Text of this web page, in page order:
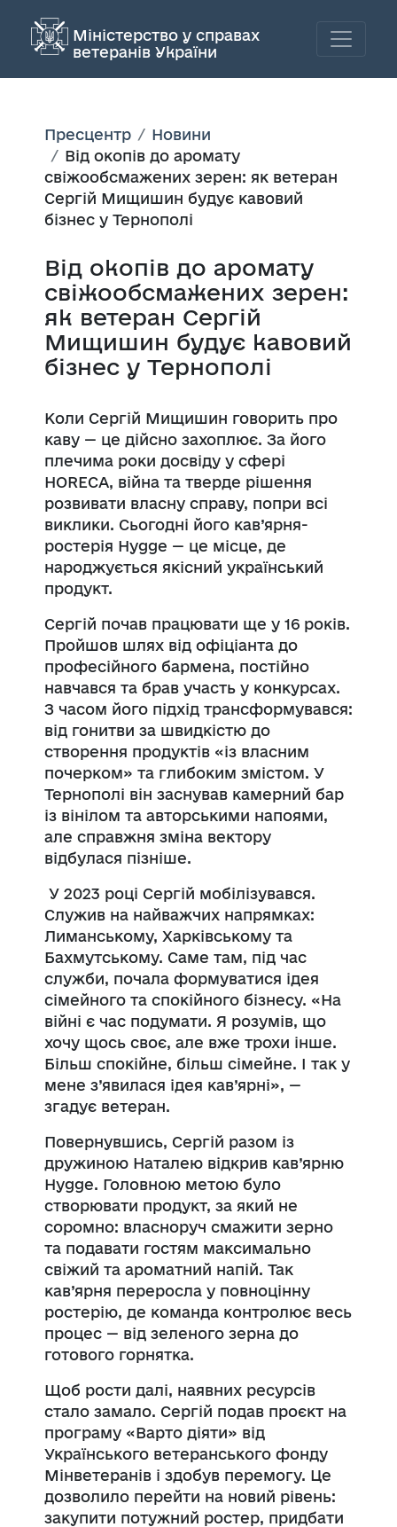
Міністерство у справах
ветеранів України
Пресцентр
Новини
Від окопів до аромату
свіжообсмажених зерен: як ветеран
Сергій Мищишин будує кавовий
бізнес у Тернополі
Від окопів до аромату
свіжообсмажених зерен:
як ветеран Сергій
Мищишин будує кавовий
бізнес у Тернополі
Коли Сергій Мищишин говорить про
каву — це дійсно захоплює. За його
плечима роки досвіду у сфері
HORECA, війна та тверде рішення
розвивати власну справу, попри всі
виклики. Сьогодні його кав’ярня-
ростерія Hygge — це місце, де
народжується якісний український
продукт.
Сергій почав працювати ще у 16 років.
Пройшов шлях від офіціанта до
професійного бармена, постійно
навчався та брав участь у конкурсах.
З часом його підхід трансформувався:
від гонитви за швидкістю до
створення продуктів «із власним
почерком» та глибоким змістом. У
Тернополі він заснував камерний бар
із вінілом та авторськими напоями,
але справжня зміна вектору
відбулася пізніше.
У 2023 році Сергій мобілізувався.
Служив на найважчих напрямках:
Лиманському, Харківському та
Бахмутському. Саме там, під час
служби, почала формуватися ідея
сімейного та спокійного бізнесу. «На
війні є час подумати. Я розумів, що
хочу щось своє, але вже трохи інше.
Більш спокійне, більш сімейне. І так у
мене з’явилася ідея кав’ярні», —
згадує ветеран.
Повернувшись, Сергій разом із
дружиною Наталею відкрив кав’ярню
Hygge. Головною метою було
створювати продукт, за який не
соромно: власноруч смажити зерно
та подавати гостям максимально
свіжий та ароматний напій. Так
кав’ярня переросла у повноцінну
ростерію, де команда контролює весь
процес — від зеленого зерна до
готового горнятка.
Щоб рости далі, наявних ресурсів
стало замало. Сергій подав проєкт на
програму «Варто діяти» від
Українського ветеранського фонду
Мінветеранів і здобув перемогу. Це
дозволило перейти на новий рівень:
закупити потужний ростер, придбати